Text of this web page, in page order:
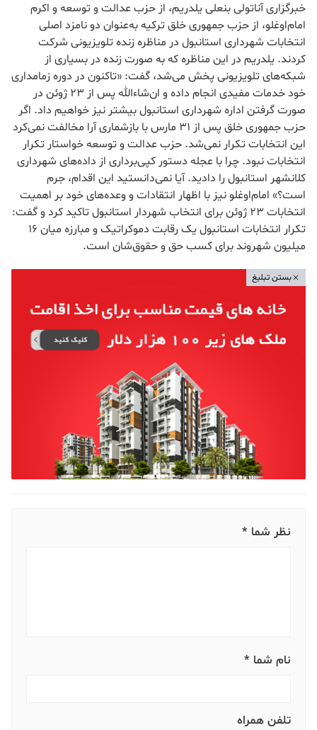
خبرگزاری آناتولی بنعلی یلدریم، از حزب عدالت و توسعه و اکرم
امام‌اوغلو، از حزب جمهوری خلق ترکیه به‌عنوان دو نامزد اصلی
انتخابات شهرداری استانبول در مناظره زنده تلویزیونی شرکت
کردند. یلدریم در این مناظره که به صورت زنده در بسیاری از
شبکه‌های تلویزیونی پخش می‌شد، گفت: «تاکنون در دوره زمامداری
خود خدمات مفیدی انجام داده و ان‌شاءالله پس از 23 ژوئن در
صورت گرفتن اداره شهرداری استانبول بیشتر نیز خواهیم داد. اگر
حزب جمهوری خلق پس از 31 مارس با بازشماری آرا مخالفت نمی‌کرد
این انتخابات تکرار نمی‌شد. حزب عدالت و توسعه خواستار تکرار
انتخابات نبود. چرا با عجله دستور کپی‌برداری از داده‌های شهرداری
کلانشهر استانبول را دادید. آیا نمی‌دانستید این اقدام، جرم
است؟» امام‌اوغلو نیز با اظهار انتقادات و وعده‌های خود بر اهمیت
انتخابات 23 ژوئن برای انتخاب شهردار استانبول تاکید کرد و گفت:
تکرار انتخابات استانبول یک رقابت دموکراتیک و مبارزه میان 16
میلیون شهروند برای کسب حق و حقوق‌شان است.
بستن تبلیغ
نظر شما *
نام شما *
تلفن همراه